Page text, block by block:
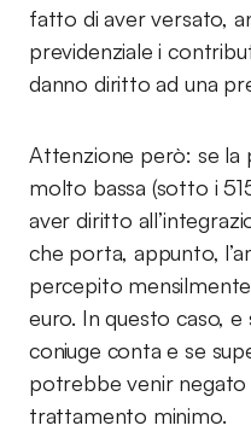
fatto di aver versato,
previdenziale i
danno diritto ad una
Attenzione però: se la
molto bassa (sotto i
aver diritto
che porta, appunto,
percepito
euro. In questo caso,
coniuge conta e se
potrebbe venir negato
trattamento minimo.